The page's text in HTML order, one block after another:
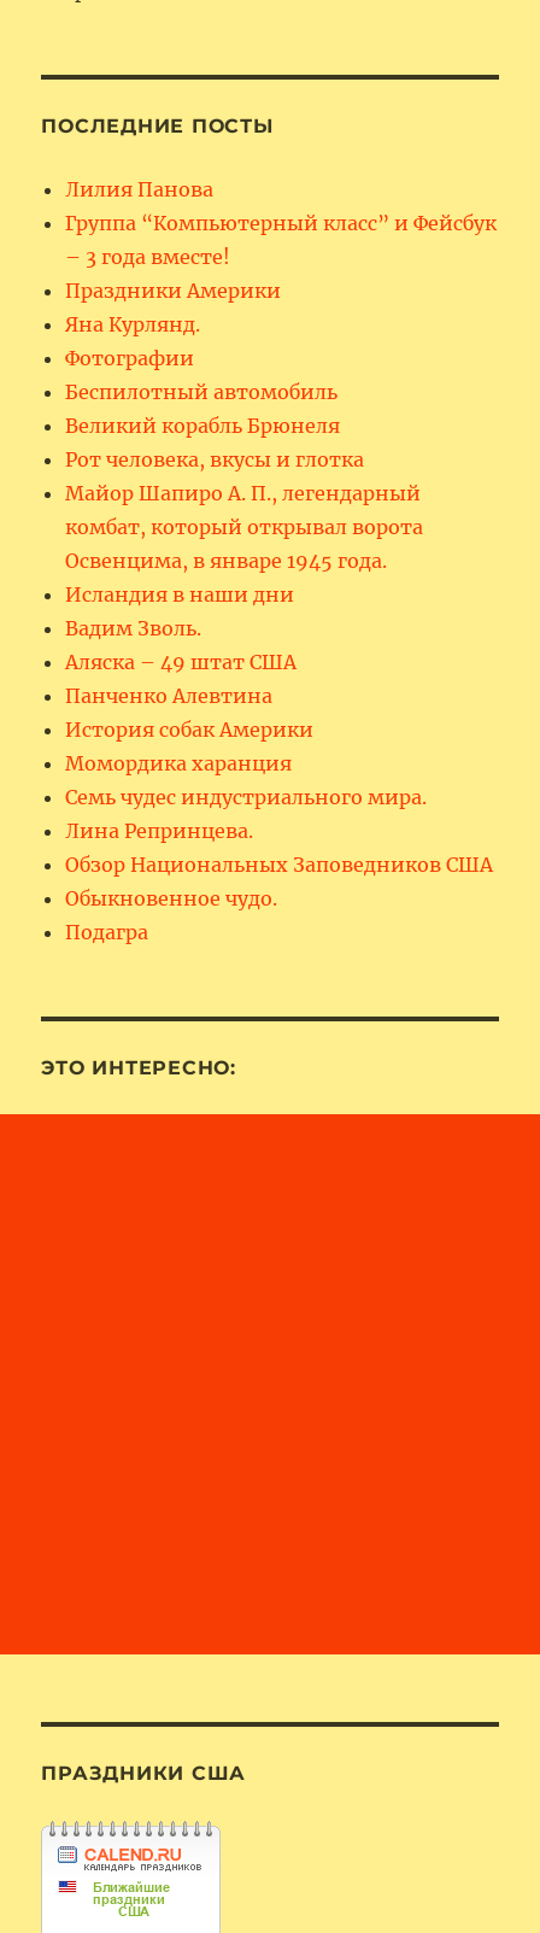
ПОСЛЕДНИЕ ПОСТЫ
Лилия Панова
Группа “Компьютерный класс” и Фейсбук
– 3 года вместе!
Праздники Америки
Яна Курлянд.
Фотографии
Беспилотный автомобиль
Великий корабль Брюнеля
Рот человека, вкусы и глотка
Майор Шапиро А. П., легендарный
комбат, который открывал ворота
Освенцима, в январе 1945 года.
Исландия в наши дни
Вадим Зволь.
Аляска – 49 штат США
Панченко Алевтина
История собак Америки
Момордика харанция
Семь чудес индустриального мира.
Лина Репринцева.
Обзор Национальных Заповедников США
Обыкновенное чудо.
Подагра
ЭТО ИНТЕРЕСНО:
ПРАЗДНИКИ США